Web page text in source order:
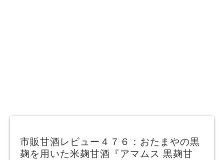
市販甘酒レビュー４７６：おたまやの黒
麹を用いた米麹甘酒『アマムス 黒麹甘